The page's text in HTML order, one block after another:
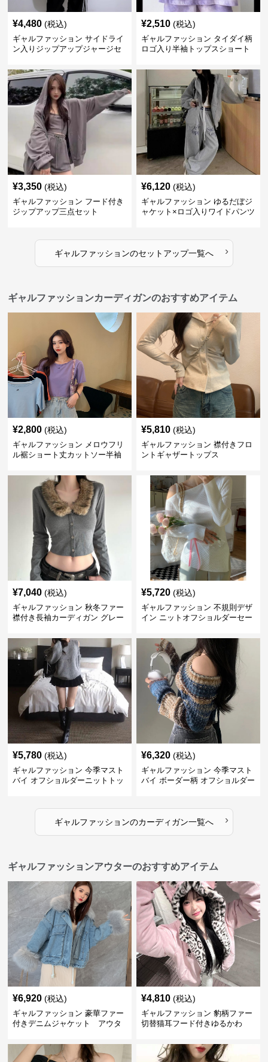
¥4,480 (税込)
ギャルファッション サイドライ
ン入りジップアップジャージセ
¥2,510 (税込)
ギャルファッション タイダイ柄
ロゴ入り半袖トップスショート
¥3,350 (税込)
ギャルファッション フード付き
ジップアップ三点セット
¥6,120 (税込)
ギャルファッション ゆるだぼジ
ャケット×ロゴ入りワイドパンツ
ギャルファッションのセットアップ一覧へ ›
ギャルファッションカーディガンのおすすめアイテム
¥2,800 (税込)
ギャルファッション メロウフリ
ル裾ショート丈カットソー半袖
¥5,810 (税込)
ギャルファッション 襟付きフロ
ントギャザートップス
¥7,040 (税込)
ギャルファッション 秋冬ファー
襟付き長袖カーディガン グレー
¥5,720 (税込)
ギャルファッション 不規則デザ
イン ニットオフショルダーセー
¥5,780 (税込)
ギャルファッション 今季マスト
バイ オフショルダーニットトッ
¥6,320 (税込)
ギャルファッション 今季マスト
バイ ボーダー柄 オフショルダー
ギャルファッションのカーディガン一覧へ ›
ギャルファッションアウターのおすすめアイテム
¥6,920 (税込)
ギャルファッション 豪華ファー
付きデニムジャケット アウタ
¥4,810 (税込)
ギャルファッション 豹柄ファー
切替猫耳フード付きゆるかわ